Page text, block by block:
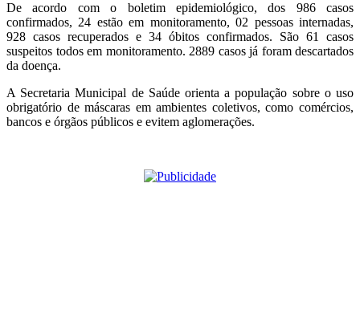
De acordo com o boletim epidemiológico, dos 986 casos
confirmados, 24 estão em monitoramento, 02 pessoas internadas,
928 casos recuperados e 34 óbitos confirmados. São 61 casos
suspeitos todos em monitoramento. 2889 casos já foram descartados
da doença.
A Secretaria Municipal de Saúde orienta a população sobre o uso
obrigatório de máscaras em ambientes coletivos, como comércios,
bancos e órgãos públicos e evitem aglomerações.